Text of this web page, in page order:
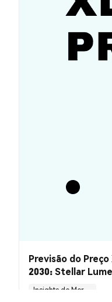
Previsão do Preço
2030: Stellar